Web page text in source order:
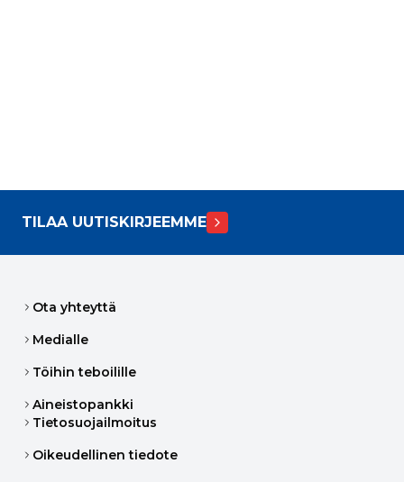
TILAA UUTISKIRJEEMME
Ota yhteyttä
Medialle
Töihin teboilille
Aineistopankki
Tietosuojailmoitus
Oikeudellinen tiedote